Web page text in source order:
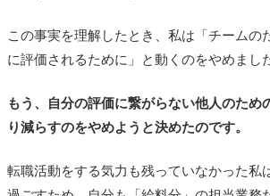
この事実を理解したとき、私は「チームの
に評価されるために」と動くのをやめまし
もう、自分の評価に繋がらない他人のため
り減らすのをやめようと決めたのです。
転職活動をする気力も残っていなかった私